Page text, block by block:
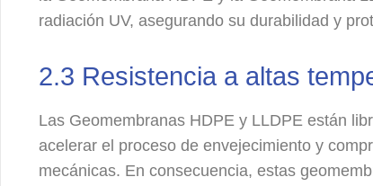
radiación UV, asegurando su durabilidad y
2.3 Resistencia a altas
Las Geomembranas HDPE y LLDPE están
acelerar el proceso de envejecimiento y
mecánicas. En consecuencia, estas